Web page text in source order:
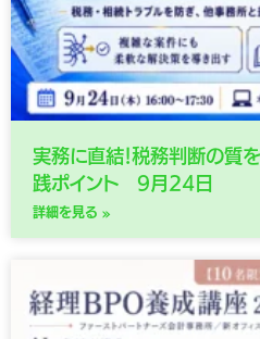
実務に直結！税務判断の質
践ポイント 9月24日
詳細を見る »